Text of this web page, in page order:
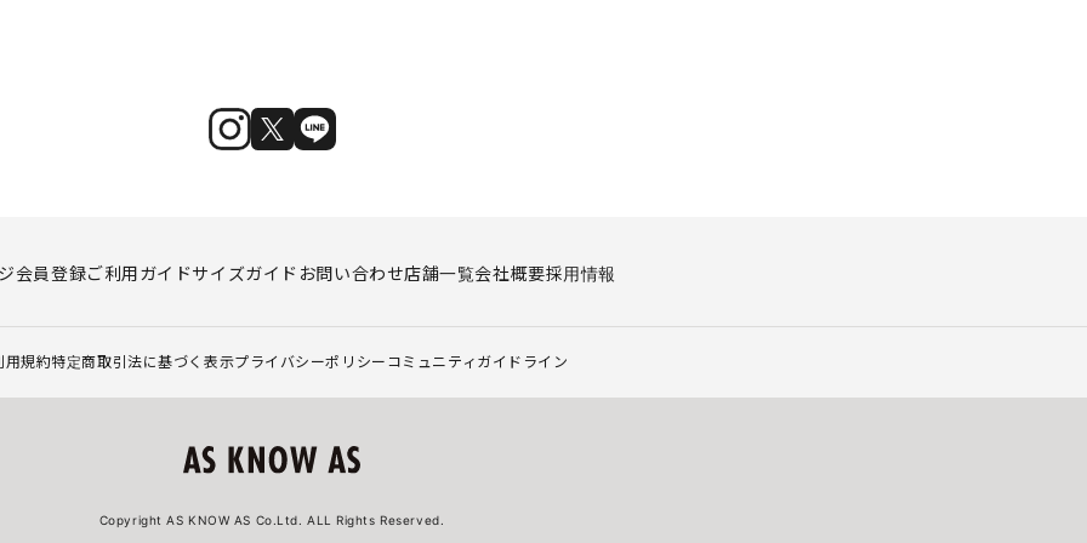
会員登録ご利用ガイドサイズガイド お問い合わせ店舗一覧会社概要採用情報
用規約特定商取引法に基づく表示プライバシーポリシー コミュニティガイドライン
Copyright AS KNOW AS Co.Ltd. ALL Rights Reserved.